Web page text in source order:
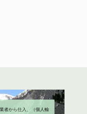
者から仕入、（個人輸